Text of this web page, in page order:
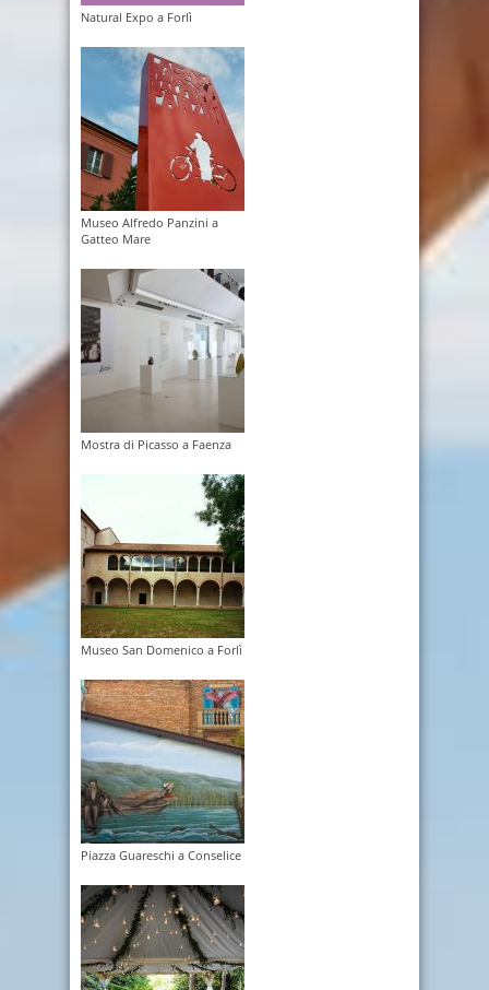
Natural Expo a Forlì
Museo Alfredo Panzini a
Gatteo Mare
Mostra di Picasso a Faenza
Museo San Domenico a Forlì
Piazza Guareschi a Conselice